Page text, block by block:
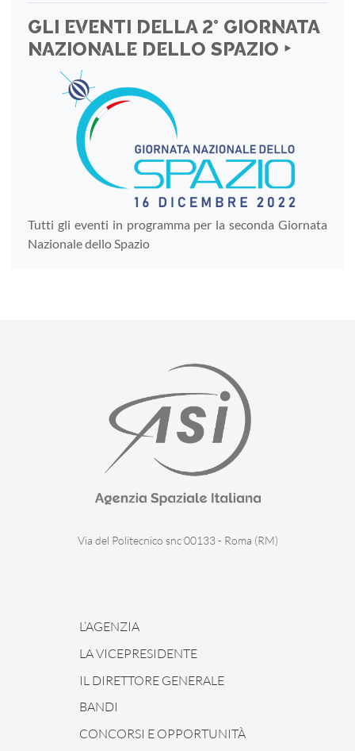
GLI EVENTI DELLA 2° GIORNATA
NAZIONALE DELLO SPAZIO ‣
Tutti gli eventi in programma per la seconda Giornata
Nazionale dello Spazio
Via del Politecnico snc 00133 - Roma (RM)
L’AGENZIA
LA VICEPRESIDENTE
IL DIRETTORE GENERALE
BANDI
CONCORSI E OPPORTUNITÀ